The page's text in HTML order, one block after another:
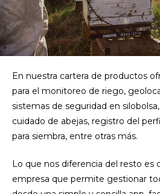
En nuestra cartera de productos
para el monitoreo de riego,
sistemas de seguridad en
cuidado de abejas, registro del
para siembra, entre otras más.
Lo que nos diferencia del resto es
empresa que permite gestionar